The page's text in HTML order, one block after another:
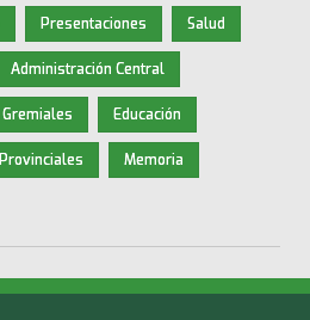
Presentaciones Salud
Administración Central
Gremiales Educación
Provinciales Memoria